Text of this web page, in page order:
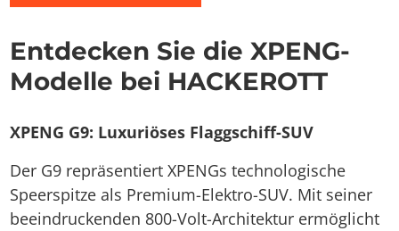
Entdecken Sie die XPENG-
Modelle bei HACKEROTT
XPENG G9: Luxuriöses Flaggschiff-SUV
Der G9 repräsentiert XPENGs technologische
Speerspitze als Premium-Elektro-SUV. Mit seiner
beeindruckenden 800-Volt-Architektur ermöglicht